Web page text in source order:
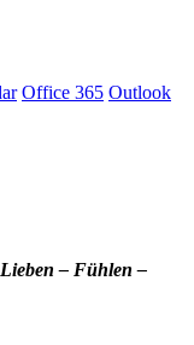
Office 365 Outlook
– Fühlen –